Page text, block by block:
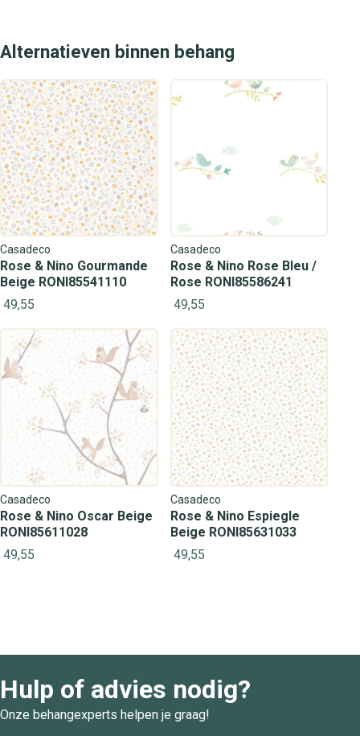
Alternatieven binnen behang
Casadeco
Rose & Nino Gourmande
Beige RONI85541110
49,55
Casadeco
Rose & Nino Rose Bleu /
Rose RONI85586241
49,55
Casadeco
Rose & Nino Oscar Beige
RONI85611028
49,55
Casadeco
Rose & Nino Espiegle
Beige RONI85631033
49,55
Hulp of advies nodig?
Onze behangexperts helpen je graag!